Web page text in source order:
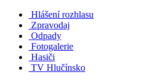
Hlášení rozhlasu
Zpravodaj
Odpady
Fotogalerie
Hasiči
TV Hlučínsko